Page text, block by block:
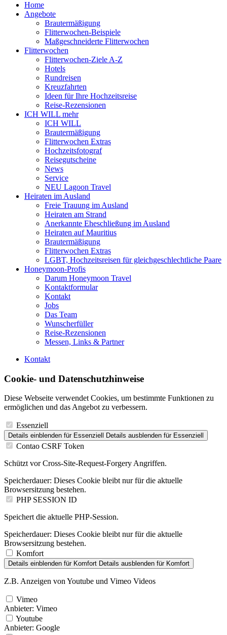
Home
Angebote
Brautermäßigung
Flitterwochen-Beispiele
Maßgeschneiderte Flitterwochen
Flitterwochen
Flitterwochen-Ziele A-Z
Hotels
Rundreisen
Kreuzfahrten
Ideen für Ihre Hochzeitsreise
Reise-Rezensionen
ICH WILL mehr
ICH WILL
Brautermäßigung
Flitterwochen Extras
Hochzeitsfotograf
Reisegutscheine
News
Service
NEU Lagoon Travel
Heiraten im Ausland
Freie Trauung im Ausland
Heiraten am Strand
Anerkannte Eheschließung im Ausland
Heiraten auf Mauritius
Brautermäßigung
Flitterwochen Extras
LGBT, Hochzeitsreisen für gleichgeschlechtliche Paare
Honeymoon-Profis
Darum Honeymoon Travel
Kontaktformular
Kontakt
Jobs
Das Team
Wunscherfüller
Reise-Rezensionen
Messen, Links & Partner
Kontakt
Cookie- und Datenschutzhinweise
Diese Webseite verwendet Cookies, um bestimmte Funktionen zu
ermöglichen und das Angebot zu verbessern.
Essenziell
Details einblenden für Essenziell Details ausblenden für Essenziell
Contao CSRF Token
Schützt vor Cross-Site-Request-Forgery Angriffen.
Speicherdauer: Dieses Cookie bleibt nur für die aktuelle
Browsersitzung bestehen.
PHP SESSION ID
Speichert die aktuelle PHP-Session.
Speicherdauer: Dieses Cookie bleibt nur für die aktuelle
Browsersitzung bestehen.
Komfort
Details einblenden für Komfort Details ausblenden für Komfort
Z.B. Anzeigen von Youtube und Vimeo Videos
Vimeo
Anbieter: Vimeo
Youtube
Anbieter: Google